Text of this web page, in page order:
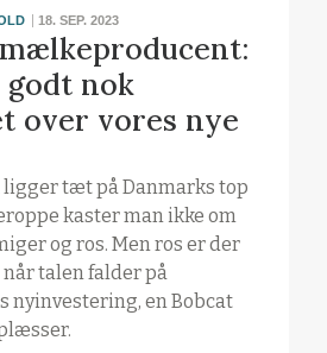
18. SEP. 2023
godt nok
over vores nye
ligger tæt på Danmarks top
kaster man ikke om
og ros. Men ros er der
talen falder på
nyinvestering, en Bobcat